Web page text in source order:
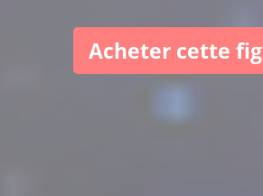
Acheter cette